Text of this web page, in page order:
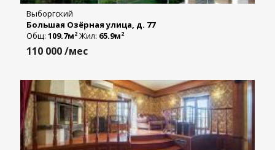
Выборгский
Большая Озёрная улица, д. 77
Общ: 109.7м2 Жил: 65.9м2
110 000/мес